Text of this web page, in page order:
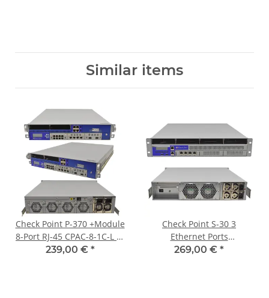
Similar items
Check Point P-370 +Module
8-Port RJ-45 CPAC-8-1C-L 4-
Port RJ-45 CPAC-4-1C-L
239,00 € *
Check Point S-30 3
Ethernet Ports
1xManagement Port
269,00 € *